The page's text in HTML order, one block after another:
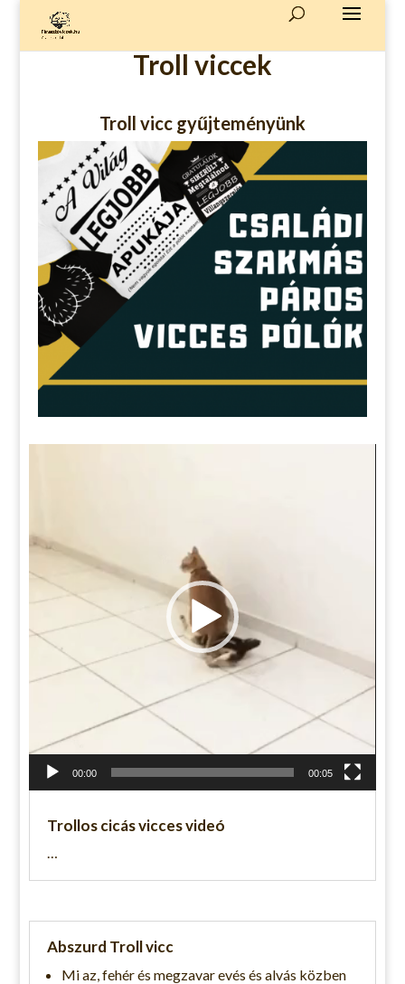
Troll viccek
Troll vicc gyűjteményünk
00:00 00:05
Trollos cicás vicces videó
…
Abszurd Troll vicc
Mi az, fehér és megzavar evés és alvás közben